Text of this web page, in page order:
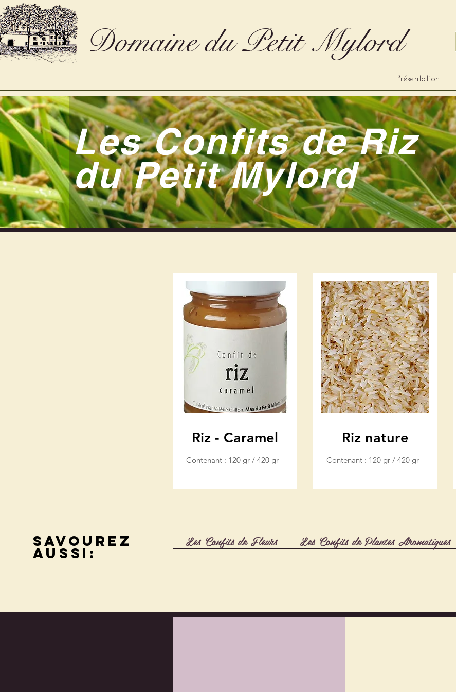
Domaine du Petit Mylord
Présentation
Les Confits de Riz
du Petit Mylord
Riz - Caramel
Contenant : 120 gr / 420 gr
Riz nature
Contenant : 120 gr / 420 gr
Savourez
aussi:
Les Confits de Fleurs Les Confits de Plantes Aromatiques